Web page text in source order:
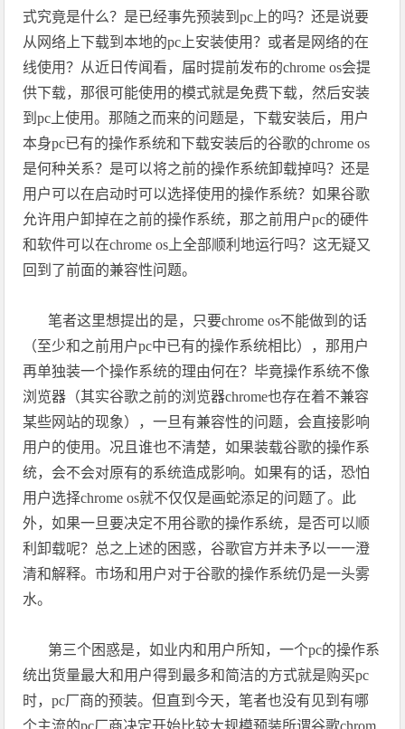
式究竟是什么？是已经事先预装到pc 上的吗？还是说要
从网络上下载到本地的pc 上安装使用？或者是网络的在
线使用？从近日传闻看，届时提前发布的chrome os会提
供下载，那很可能使用的模式就是免费下载，然后安装
到pc 上使用。那随之而来的问题是，下载安装后，用户
本身pc已有的操作系统和下载安装后的谷歌的chrome os
是何种关系？是可以将之前的操作系统卸载掉吗？还是
用户可以在启动时可以选择使用的操作系统？如果谷歌
允许用户卸掉在之前的操作系统，那之前用户pc的硬件
和软件可以在chrome os 上全部顺利地运行吗？这无疑又
回到了前面的兼容性问题。
笔者这里想提出的是，只要chrome os不能做到的话
（至少和之前用户pc中已有的操作系统相比），那用户
再单独装一个操作系统的理由何在？毕竟操作系统不像
浏览器（其实谷歌之前的浏览器chrome也存在着不兼容
某些网站的现象），一旦有兼容性的问题，会直接影响
用户的使用。况且谁也不清楚，如果装载谷歌的操作系
统，会不会对原有的系统造成影响。如果有的话，恐怕
用户选择chrome os就不仅仅是画蛇添足的问题了。此
外，如果一旦要决定不用谷歌的操作系统，是否可以顺
利卸载呢？总之上述的困惑，谷歌官方并未予以一一澄
清和解释。市场和用户对于谷歌的操作系统仍是一头雾
水。
第三个困惑是，如业内和用户所知，一个pc的操作系
统出货量最大和用户得到最多和简洁的方式就是购买pc
时，pc厂商的预装。但直到今天，笔者也没有见到有哪
个主流的pc厂商决定开始比较大规模预装所谓谷歌chrom